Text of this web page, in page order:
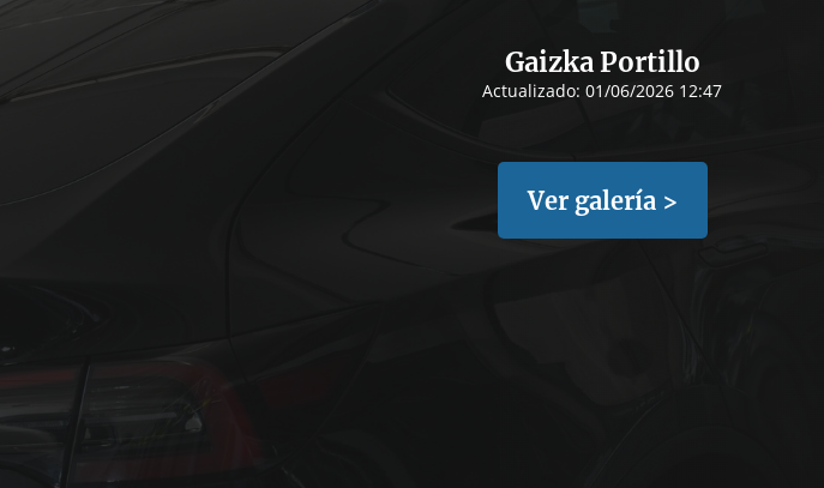
Gaizka Portillo
Actualizado: 01/06/2026 12:47
Ver galería >